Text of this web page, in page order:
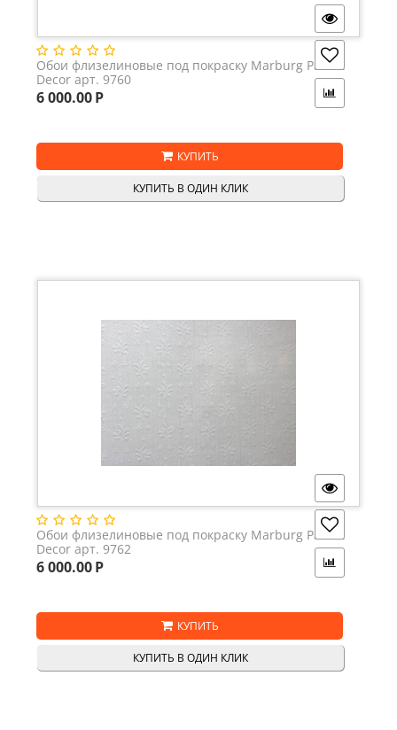
Обои флизелиновые под покраску Marburg Patent
Decor арт. 9760
6 000.00Р
КУПИТЬ
КУПИТЬ В ОДИН КЛИК
Обои флизелиновые под покраску Marburg Patent
Decor арт. 9762
6 000.00Р
КУПИТЬ
КУПИТЬ В ОДИН КЛИК